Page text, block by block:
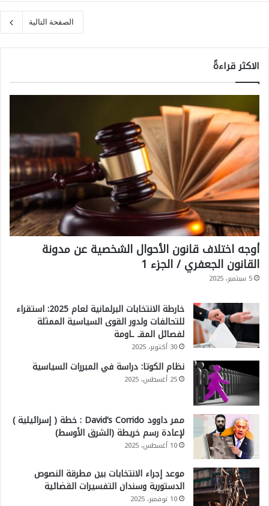
الصفحة التالية
الاكثر قراءةً
أوجه اختلاف قانون الأحوال الشخصية عن مدونة
القانون الجعفري / الجزء 1
5 سبتمبر، 2025
خارطة الانتخابات البرلمانية لعام 2025: استقراء
للتحالفات ولدور القوى السياسية الممثلة
لفصائل المقـ ـاومة
30 أكتوبر، 2025
نظام الكوتا: دراسة في المبررات السياسية
25 أغسطس، 2025
ممر داوود David’s Corrido : خطة ( إسرائيلية )
لإعادة رسم خريطة (الشرق الأوسط)
10 أغسطس، 2025
موعد إجراء الانتخابات بين مطرقة النصوص
الدستورية وسندان التفسيرات القضائية
10 نوفمبر، 2025